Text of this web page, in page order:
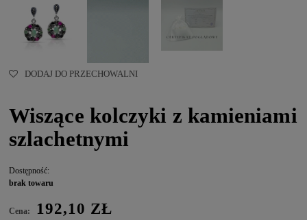
DODAJ DO PRZECHOWALNI
Wiszące kolczyki z kamieniami
szlachetnymi
Dostępność:
brak towaru
Cena: 192,10 ZŁ